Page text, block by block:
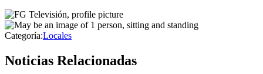
Categoría:Locales
Noticias Relacionadas